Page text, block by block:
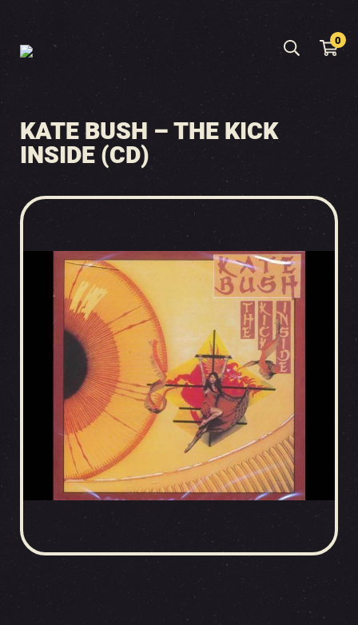
0
KATE BUSH – THE KICK
INSIDE (CD)